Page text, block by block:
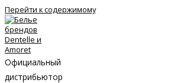
Перейти к содержимому
Официальный
дистрибьютор